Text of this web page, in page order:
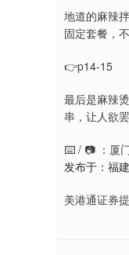
地道的麻辣
固定套餐，
👉p14-15
最后是麻辣
串，让人欲
⌨️ / 📷 ：厦
发布于：福
美港通证券